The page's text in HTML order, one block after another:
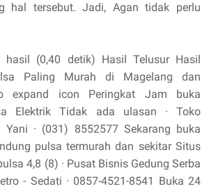
hal tersebut. Jadi, Agan tidak perlu
hasil (0,40 detik) Hasil Telusur Hasil
Paling Murah di Magelang dan
expand icon Peringkat Jam buka
Elektrik Tidak ada ulasan · Toko
Yani · (031) 8552577 Sekarang buka
pulsa termurah dan sekitar Situs
4,8 (8) · Pusat Bisnis Gedung Serba
- Sedati · 0857-4521-8541 Buka 24